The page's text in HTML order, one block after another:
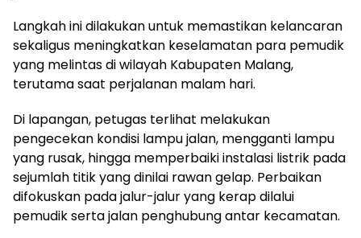
Langkah ini dilakukan untuk memastikan kelancaran
sekaligus meningkatkan keselamatan para pemudik
yang melintas di wilayah Kabupaten Malang,
terutama saat perjalanan malam hari.
Di lapangan, petugas terlihat melakukan
pengecekan kondisi lampu jalan, mengganti lampu
yang rusak, hingga memperbaiki instalasi listrik pada
sejumlah titik yang dinilai rawan gelap. Perbaikan
difokuskan pada jalur-jalur yang kerap dilalui
pemudik serta jalan penghubung antar kecamatan.